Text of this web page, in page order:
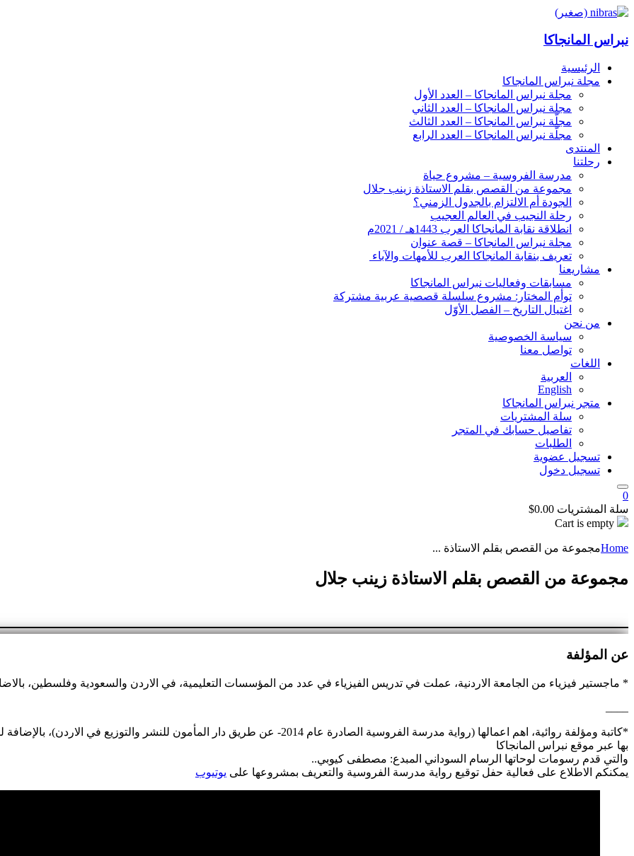
نبراس المانجاكا
الرئيسية
مجلة نبراس المانجاكا
مجلة نبراس المانجاكا – العدد الأول
مجلة نبراس المانجاكا – العدد الثاني
مجلّة نبراس المانجاكا – العدد الثالث
مجلّة نبراس المانجاكا – العدد الرابع
المنتدى
رحلتنا
مدرسة الفروسية – مشروع حياة
مجموعة من القصص بقلم الاستاذة زينب جلال
الجودة أم الالتزام بالجدول الزمني؟
رحلة النجيب في العالم العجيب
انطلاقة نقابة المانجاكا العرب 1443هـ / 2021م
مجلة نبراس المانجاكا – قصة عنوان
تعريف بنقابة المانجاكا العرب للأمهات والآباء
مشاريعنا
مسابقات وفعاليات نبراس المانجاكا
توأم المختار: مشروع سلسلة قصصية عربية مشتركة
اغتيال التاريخ – الفصل الأوّل
من نحن
سياسة الخصوصية
تواصل معنا
اللغات
العربية
English
متجر نبراس المانجاكا
سلة المشتريات
تفاصيل حسابك في المتجر
الطلبات
تسجيل عضوية
تسجيل دخول
0
سلة المشتريات
$0.00
Homeمجموعة من القصص بقلم الاستاذة ...
مجموعة من القصص بقلم الاستاذة زينب جلال
عن المؤلفة
* ماجستير فيزياء من الجامعة الاردنية، عملت في تدريس الفيزياء في عدد من المؤسسات التعليمية، في الاردن والسعودية وفلسطين،
*كاتبة ومؤلفة روائية، اهم اعمالها (رواية مدرسة الفروسية الصادرة عام 2014- عن طريق دار
بها عبر موقع نبراس المانجاكا
والتي قدم رسومات لوحاتها الرسام السوداني المبدع: مصطفى كيوبي..
يمكنكم الاطلاع على فعالية حفل توقيع رواية مدرسة الفروسية والتعريف بمشروعها على يوتيوب